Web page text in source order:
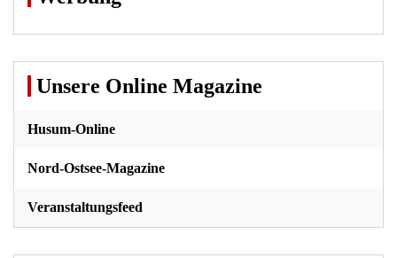
Unsere Online Magazine
Husum-Online
Nord-Ostsee-Magazine
Veranstaltungsfeed